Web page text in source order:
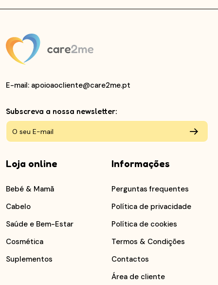
E-mail: apoioaocliente@care2me.pt
Subscreva a nossa newsletter:
Loja online
Bebé & Mamã
Cabelo
Saúde e Bem-Estar
Cosmética
Suplementos
Informações
Perguntas frequentes
Política de privacidade
Política de cookies
Termos & Condições
Contactos
Área de cliente